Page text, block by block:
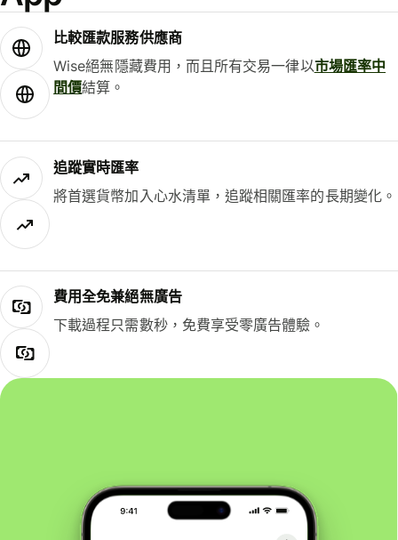
比較匯款服務供應商
Wise絕無隱藏費用，而且所有交易一律以市場匯率中
間價結算。
追蹤實時匯率
將首選貨幣加入心水清單，追蹤相關匯率的長期變化。
費用全免兼絕無廣告
下載過程只需數秒，免費享受零廣告體驗。